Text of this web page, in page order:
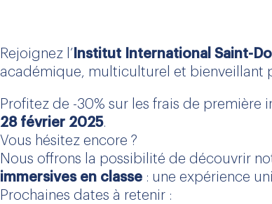
Rejoignez l’ Institut International Saint-
académique, multiculturel et bienveillant
Profitez de -30% sur les frais de
28 février 2025.
Vous hésitez encore ?
Nous offrons la possibilité de découvrir
immersives en classe : une expérience
Prochaines dates à retenir :